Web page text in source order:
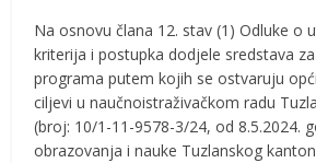
Na osnovu člana 12. stav (1) Odluke o
kriterija i postupka dodjele sredstava
programa putem kojih se ostvaruju
ciljevi u naučnoistraživačkom radu
(broj: 10/1-11-9578-3/24, od 8.5.2024.
obrazovanja i nauke Tuzlanskog